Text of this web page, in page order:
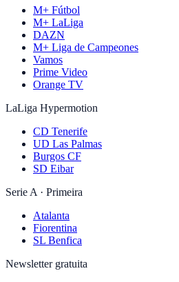
M+ Fútbol
M+ LaLiga
DAZN
M+ Liga de Campeones
Vamos
Prime Video
Orange TV
LaLiga Hypermotion
CD Tenerife
UD Las Palmas
Burgos CF
SD Eibar
Serie A · Primeira
Atalanta
Fiorentina
SL Benfica
Newsletter gratuita